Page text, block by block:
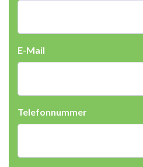
E-Mail
Telefonnummer